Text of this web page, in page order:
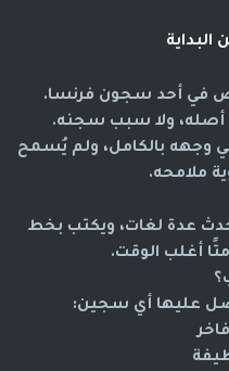
أصله، ولا سبب سجنه.
وجهه بالكامل، ولم يُسمح
ملامحه.
عدة لغات، ويكتب بخط
أغلب الوقت.
عليها أي سجين: